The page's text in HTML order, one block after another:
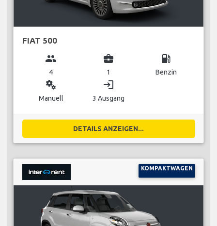
FIAT 500
group
4
business_center
1
local_gas_station
Benzin
miscellaneous_services
Manuell
login
3 Ausgang
DETAILS ANZEIGEN...
KOMPAKTWAGEN